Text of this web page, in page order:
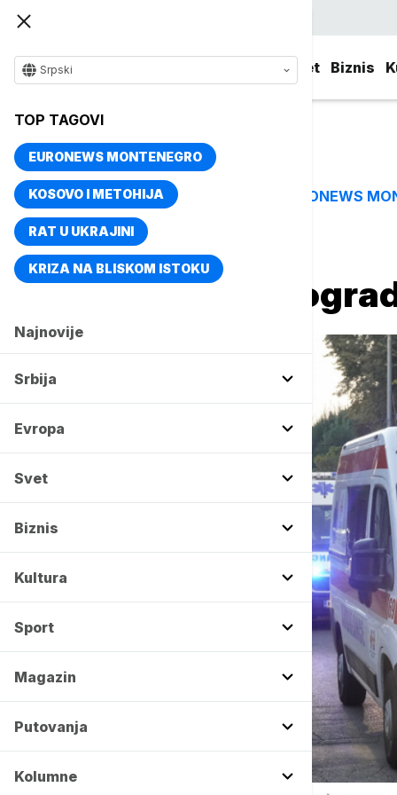
Svet Biznis
Srpski
TOP TAGOVI
EURONEWS MONTENEGRO
KOSOVO I METOHIJA
RAT U UKRAJINI
KRIZA NA BLISKOM ISTOKU
Najnovije
Srbija
Evropa
Svet
Biznis
Kultura
Sport
Magazin
Putovanja
Kolumne
TOP TAGOVI EURONEWS
Naslovna Srbija
Mirna noć u